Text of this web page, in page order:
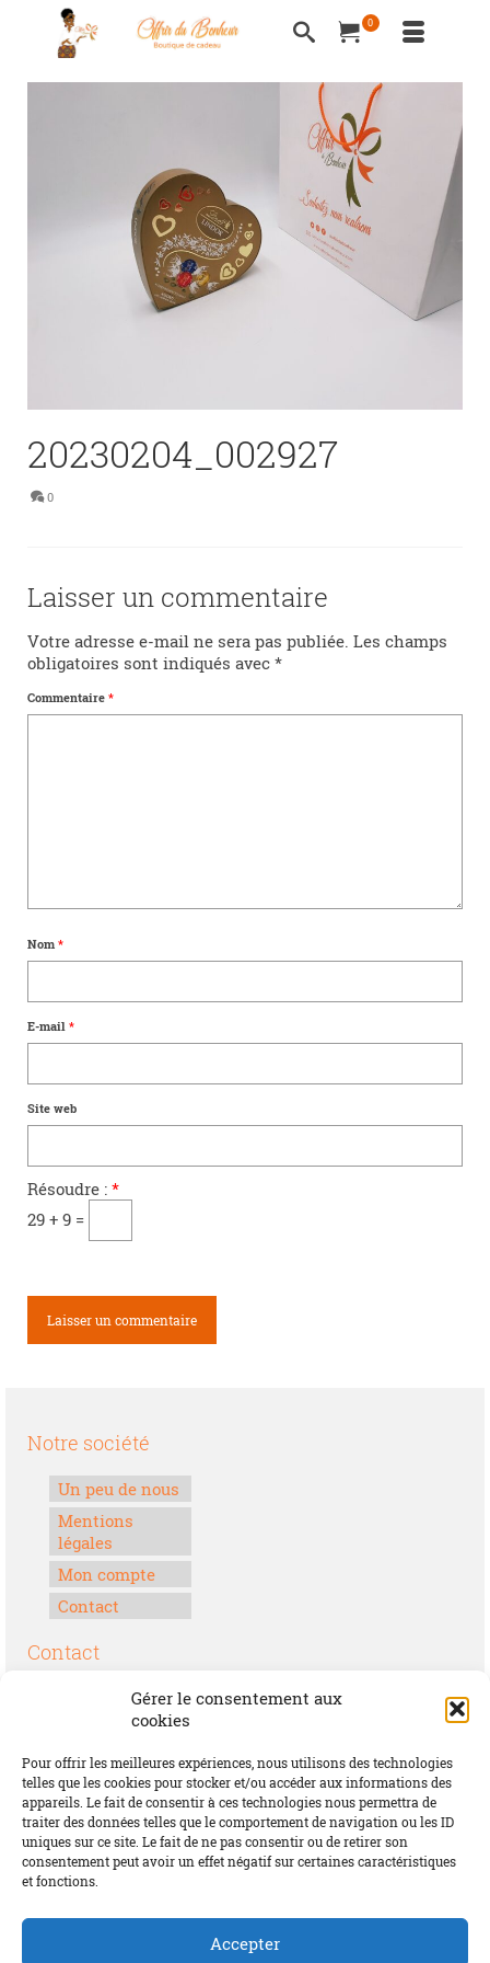
Gérer le consentement aux
cookies
Pour offrir les meilleures expériences, nous utilisons des technologies
telles que les cookies pour stocker et/ou accéder aux informations des
appareils. Le fait de consentir à ces technologies nous permettra de
traiter des données telles que le comportement de navigation ou les ID
uniques sur ce site. Le fait de ne pas consentir ou de retirer son
consentement peut avoir un effet négatif sur certaines caractéristiques
et fonctions.
Accepter
0
20230204_002927
0
Laisser un commentaire
Votre adresse e-mail ne sera pas publiée. Les champs
obligatoires sont indiqués avec *
Commentaire *
Nom *
E-mail *
Site web
Résoudre : *
29 + 9 =
Notre société
Un peu de nous
Mentions
légales
Mon compte
Contact
Contact
Boulevard Félix Houphouët-Boigny
contact@offrirdubonheur.com
Blog